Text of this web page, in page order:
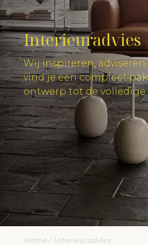
Interieuradvies
Wij inspireren,
vind je een compleet
ontwerp tot de volledige
Home / Interieuradvies